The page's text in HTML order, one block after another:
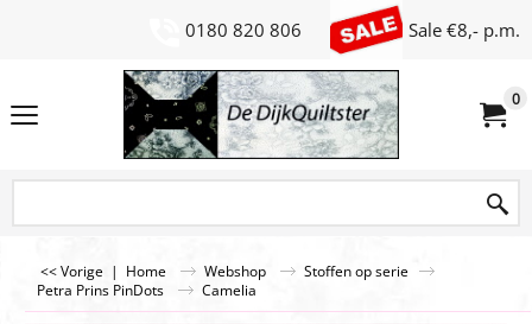
0180 820 806 Sale €8,- p.m.
0
<< Vorige | Home Webshop
Stoffen op serie
Petra Prins PinDots
Camelia